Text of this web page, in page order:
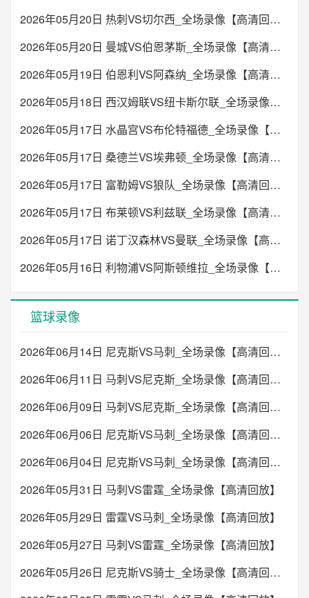
2026年05月20日 热刺VS切尔西_全场录像【高清回放】
2026年05月20日 曼城VS伯恩茅斯_全场录像【高清回放】
2026年05月19日 伯恩利VS阿森纳_全场录像【高清回放】
2026年05月18日 西汉姆联VS纽卡斯尔联_全场录像【高清回放】
2026年05月17日 水晶宫VS布伦特福德_全场录像【高清回放】
2026年05月17日 桑德兰VS埃弗顿_全场录像【高清回放】
2026年05月17日 富勒姆VS狼队_全场录像【高清回放】
2026年05月17日 布莱顿VS利兹联_全场录像【高清回放】
2026年05月17日 诺丁汉森林VS曼联_全场录像【高清回放】
2026年05月16日 利物浦VS阿斯顿维拉_全场录像【高清回放】
篮球录像
2026年06月14日 尼克斯VS马刺_全场录像【高清回放】
2026年06月11日 马刺VS尼克斯_全场录像【高清回放】
2026年06月09日 马刺VS尼克斯_全场录像【高清回放】
2026年06月06日 尼克斯VS马刺_全场录像【高清回放】
2026年06月04日 尼克斯VS马刺_全场录像【高清回放】
2026年05月31日 马刺VS雷霆_全场录像【高清回放】
2026年05月29日 雷霆VS马刺_全场录像【高清回放】
2026年05月27日 马刺VS雷霆_全场录像【高清回放】
2026年05月26日 尼克斯VS骑士_全场录像【高清回放】